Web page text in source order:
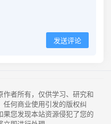
发送评论
者所有，仅供学习、研究和
何商业使用引发的版权纠
您发现本站资源侵犯了您的